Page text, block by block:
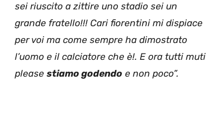
sei riuscito a zittire uno stadio sei un
grande fratello!!! Cari fiorentini mi dispiace
per voi ma come sempre ha dimostrato
l’uomo e il calciatore che è!. E ora tutti muti
please stiamo godendo e non poco”.